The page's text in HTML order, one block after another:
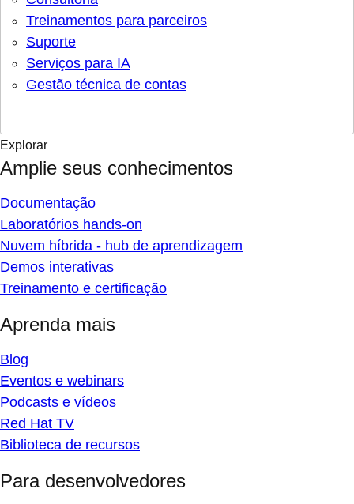
Treinamentos para parceiros
Suporte
Serviços para IA
Gestão técnica de contas
Explorar
Amplie seus conhecimentos
Documentação
Laboratórios hands-on
Nuvem híbrida - hub de aprendizagem
Demos interativas
Treinamento e certificação
Aprenda mais
Blog
Eventos e webinars
Podcasts e vídeos
Red Hat TV
Biblioteca de recursos
Para desenvolvedores